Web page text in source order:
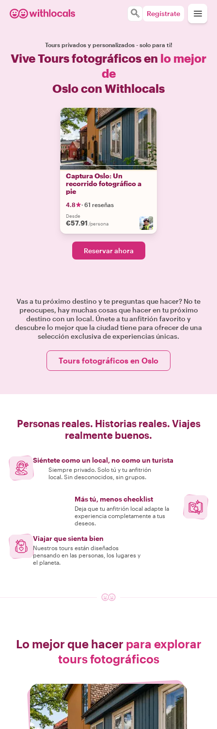
Regístrate
Tours privados y personalizados - solo para ti!
Vive Tours fotográficos en lo mejor
de
Oslo con Withlocals
Captura Oslo: Un
recorrido fotográfico a
pie
4.8 · 61 reseñas
Desde
€57.91 /persona
Reservar ahora
Vas a tu próximo destino y te preguntas que hacer? No te
preocupes, hay muchas cosas que hacer en tu próximo
destino con un local. Únete a tu anfitrión favorito y
descubre lo mejor que la ciudad tiene para ofrecer de una
selección exclusiva de experiencias únicas.
Tours fotográficos en Oslo
Personas reales. Historias reales. Viajes
realmente buenos.
Siéntete como un local, no como un turista
Siempre privado. Solo tú y tu anfitrión
local. Sin desconocidos, sin grupos.
Más tú, menos checklist
Deja que tu anfitrión local adapte la
experiencia completamente a tus
deseos.
Viajar que sienta bien
Nuestros tours están diseñados
pensando en las personas, los lugares y
el planeta.
Lo mejor que hacer para explorar
tours fotográficos